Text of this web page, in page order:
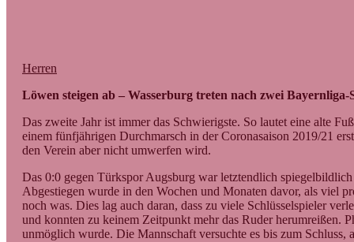
Herren
Löwen steigen ab – Wasserburg treten nach zwei
Das zweite Jahr ist immer das Schwierigste. So lautet eine alte
einem fünfjährigen Durchmarsch in der Coronasaison 2019/21
den Verein aber nicht umwerfen wird.
Das 0:0 gegen Türkspor Augsburg war letztendlich
Abgestiegen wurde in den Wochen und Monaten davor, als viel
noch was. Dies lag auch daran, dass zu viele Schlüsselspieler
und konnten zu keinem Zeitpunkt mehr das Ruder herumreißen.
unmöglich wurde. Die Mannschaft versuchte es bis zum